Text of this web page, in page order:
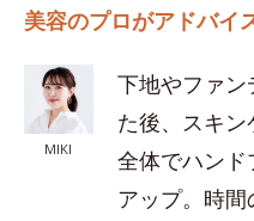
美容のプロがアドバイ
MIKI
下地やファン
た後、スキ
全体でハン
アップ。時